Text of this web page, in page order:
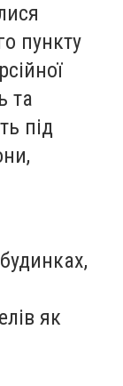
пункту
та
під
як